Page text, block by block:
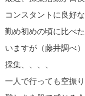
コンスタントに良好
勤め初めの頃に比べ
いますが（藤井調べ）
採集、、、、
一人で行っても空振り